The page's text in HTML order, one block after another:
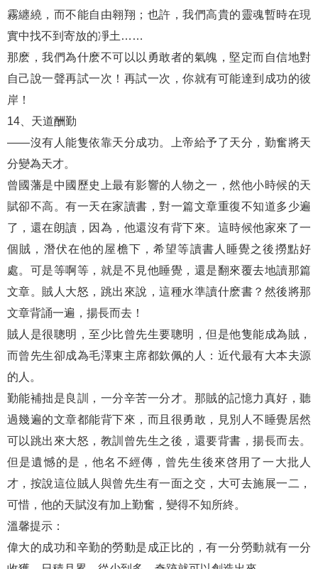
霧纏繞，而不能自由翱翔；也許，我們高貴的靈魂暫時在現
實中找不到寄放的凈土……
那麽，我們為什麽不可以以勇敢者的氣魄，堅定而自信地對
自己說一聲再試一次！再試一次，你就有可能達到成功的彼
岸！
14、天道酬勤
——沒有人能隻依靠天分成功。上帝給予了天分，勤奮將天
分變為天才。
曾國藩是中國歷史上最有影響的人物之一，然他小時候的天
賦卻不高。有一天在家讀書，對一篇文章重復不知道多少遍
了，還在朗讀，因為，他還沒有背下來。這時候他家來了一
個賊，潛伏在他的屋檐下，希望等讀書人睡覺之後撈點好
處。可是等啊等，就是不見他睡覺，還是翻來覆去地讀那篇
文章。賊人大怒，跳出來說，這種水準讀什麽書？然後將那
文章背誦一遍，揚長而去！
賊人是很聰明，至少比曾先生要聰明，但是他隻能成為賊，
而曾先生卻成為毛澤東主席都欽佩的人：近代最有大本夫源
的人。
勤能補拙是良訓，一分辛苦一分才。那賊的記憶力真好，聽
過幾遍的文章都能背下來，而且很勇敢，見別人不睡覺居然
可以跳出來大怒，教訓曾先生之後，還要背書，揚長而去。
但是遺憾的是，他名不經傳，曾先生後來啓用了一大批人
才，按說這位賊人與曾先生有一面之交，大可去施展一二，
可惜，他的天賦沒有加上勤奮，變得不知所終。
溫馨提示：
偉大的成功和辛勤的勞動是成正比的，有一分勞動就有一分